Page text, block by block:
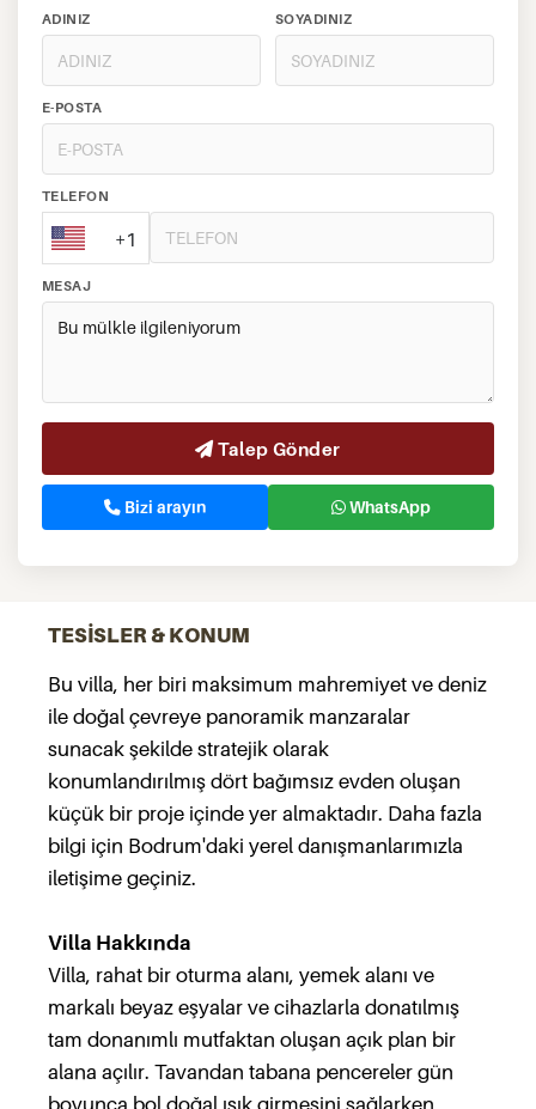
ADINIZ SOYADINIZ
E-POSTA
TELEFON
+1
MESAJ
Talep Gönder
Bizi arayın WhatsApp
TESİSLER & KONUM
Bu villa, her biri maksimum mahremiyet ve deniz
ile doğal çevreye panoramik manzaralar
sunacak şekilde stratejik olarak
konumlandırılmış dört bağımsız evden oluşan
küçük bir proje içinde yer almaktadır. Daha fazla
bilgi için Bodrum'daki yerel danışmanlarımızla
iletişime geçiniz.
Villa Hakkında
Villa, rahat bir oturma alanı, yemek alanı ve
markalı beyaz eşyalar ve cihazlarla donatılmış
tam donanımlı mutfaktan oluşan açık plan bir
alana açılır. Tavandan tabana pencereler gün
boyunca bol doğal ışık girmesini sağlarken,